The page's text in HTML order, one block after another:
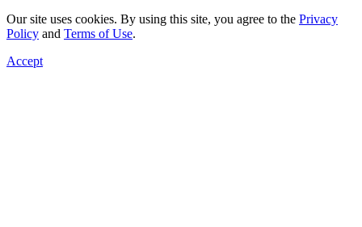
Our site uses cookies. By using this site, you agree to the Privacy
Policy and Terms of Use.
Accept